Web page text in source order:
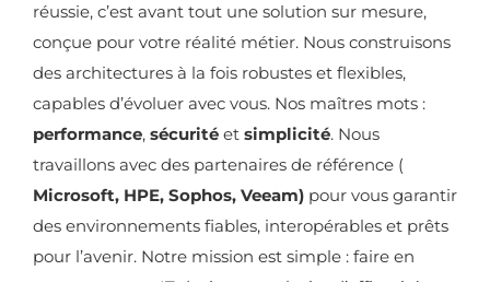
réussie, c’est avant tout une solution sur mesure,
conçue pour votre réalité métier. Nous construisons
des architectures à la fois robustes et flexibles,
capables d’évoluer avec vous. Nos maîtres mots :
performance, sécurité et simplicité. Nous
travaillons avec des partenaires de référence (
Microsoft, HPE, Sophos, Veeam) pour vous garantir
des environnements fiables, interopérables et prêts
pour l’avenir. Notre mission est simple : faire en